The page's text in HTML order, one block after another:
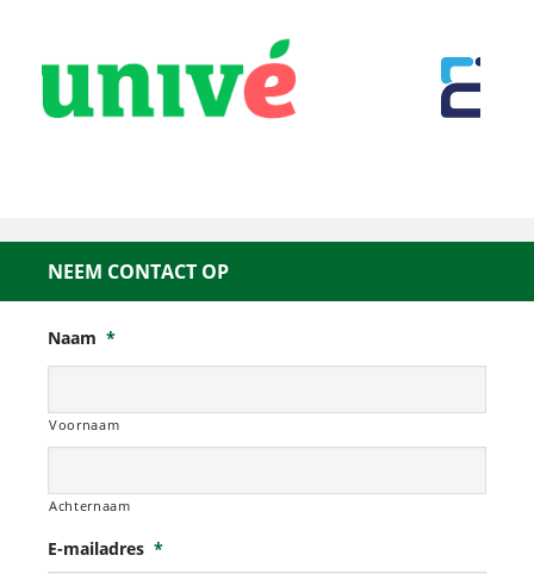
NEEM CONTACT OP
Naam *
Voornaam
Achternaam
E-mailadres *